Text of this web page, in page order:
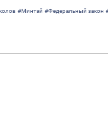
#Минтай #Федеральный закон